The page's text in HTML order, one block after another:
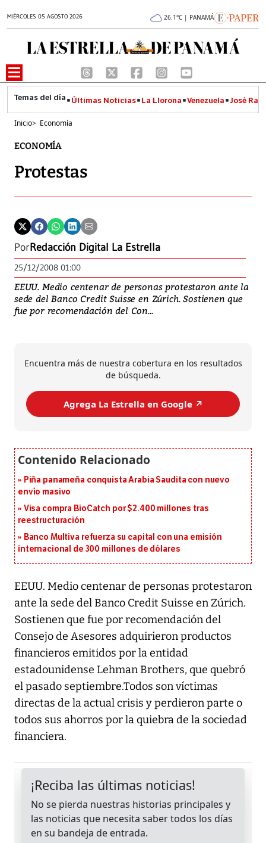
MIÉRCOLES 05 AGOSTO 2026 26.1°C | PANAMÁ
Últimas Noticias La Llorona Venezuela José
Inicio> Economía
ECONOMÍA
Protestas
PorRedacción Digital La Estrella
25/12/2008 01:00
EEUU. Medio centenar de personas protestaron ante la
sede del Banco Credit Suisse en Zúrich. Sostienen que
fue por recomendación del Con...
Encuentra más de nuestra cobertura en los resultados
de búsqueda.
Agrega La Estrella en Google ↗️
Piña panameña conquista Arabia Saudita con nuevo
envío masivo
Visa compra BioCatch por $2.400 millones tras
reestructuración
Banco Multiva refuerza su capital con una emisión
internacional de 300 millones de dólares
EEUU. Medio centenar de personas protestaron
ante la sede del Banco Credit Suisse en Zúrich.
Sostienen que fue por recomendación del
Consejo de Asesores adquirieron productos
financieros emitidos por la entidad
estadounidense Lehman Brothers, que quebró
el pasado septiembre.Todos son víctimas
directas de la actual crisis y perdieron parte o
todos sus ahorros por la quiebra de la sociedad
financiera.